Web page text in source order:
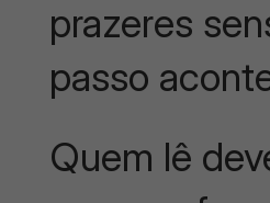
prazeres
passo
Quem lê